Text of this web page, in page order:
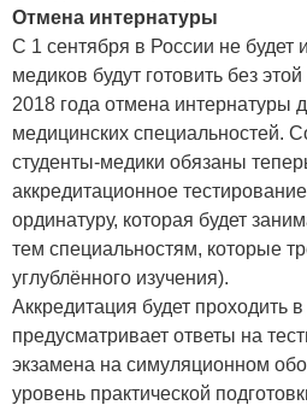
Отмена интернатуры
С 1 сентября в России не будет
медиков будут готовить без
2018 года отмена интернатуры
медицинских специальностей.
студенты-медики обязаны
аккредитационное
ординатуру, которая будет
тем специальностям, которые
углублённого изучения).
Аккредитация будет проходить
предусматривает ответы на
экзамена на симуляционном
уровень практической